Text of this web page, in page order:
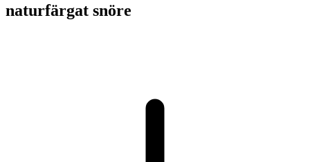
naturfärgat snöre